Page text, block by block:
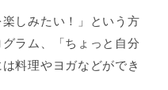
楽しみたい！」という方
ラム、「ちょっと自分
料理やヨガなどができ